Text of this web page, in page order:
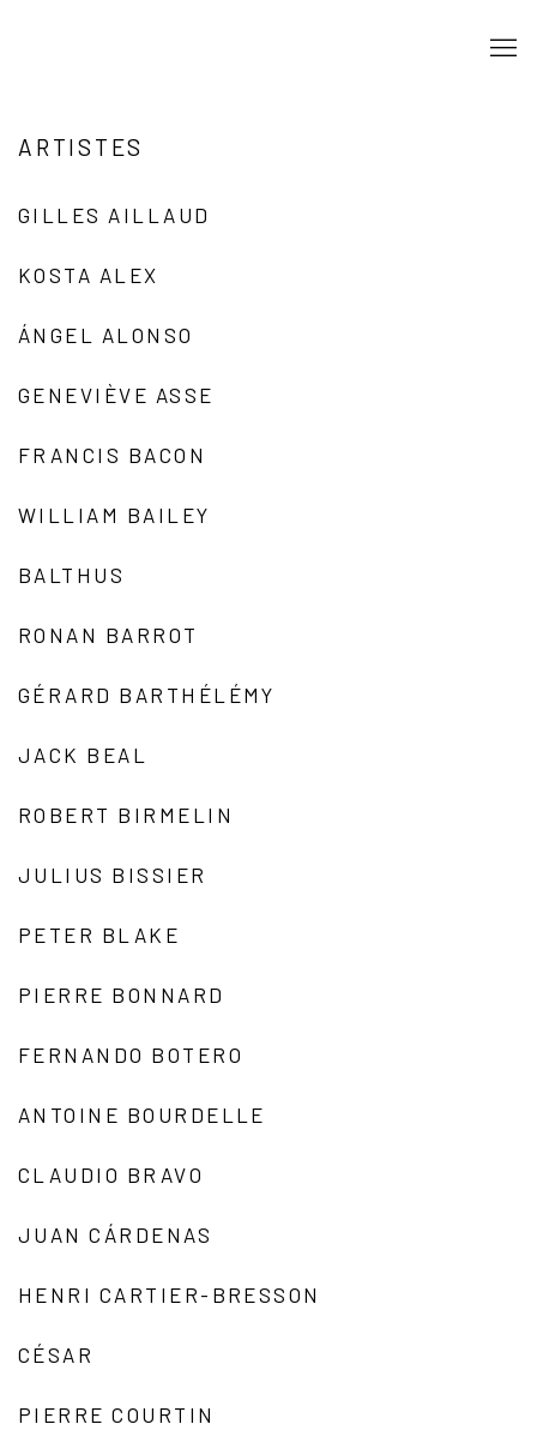
ARTISTES
GILLES AILLAUD
KOSTA ALEX
ÁNGEL ALONSO
GENEVIÈVE ASSE
FRANCIS BACON
WILLIAM BAILEY
BALTHUS
RONAN BARROT
GÉRARD BARTHÉLÉMY
JACK BEAL
ROBERT BIRMELIN
JULIUS BISSIER
PETER BLAKE
PIERRE BONNARD
FERNANDO BOTERO
ANTOINE BOURDELLE
CLAUDIO BRAVO
JUAN CÁRDENAS
HENRI CARTIER-BRESSON
CÉSAR
PIERRE COURTIN